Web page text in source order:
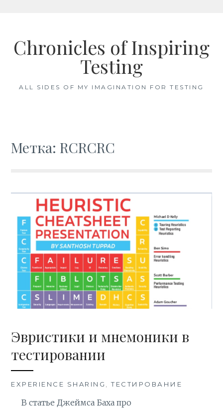
content
Chronicles of Inspiring
Testing
ALL SIDES OF MY IMAGINATION FOR TESTING
Метка: RCRCRC
Эвристики и мнемоники в
тестировании
EXPERIENCE SHARING ,ТЕСТИРОВАНИЕ
В статье Джеймса Баха про